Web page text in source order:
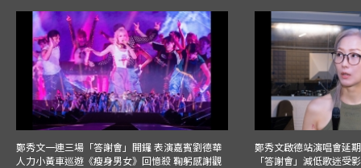
鄭秀文一連三場「答謝會」開鑼 表演嘉賓劉德華
人力小黃車巡遊《瘦身男女》回憶殺 鞠躬感謝觀
鄭秀文啟德站演唱會延
「答謝會」減低歌迷受